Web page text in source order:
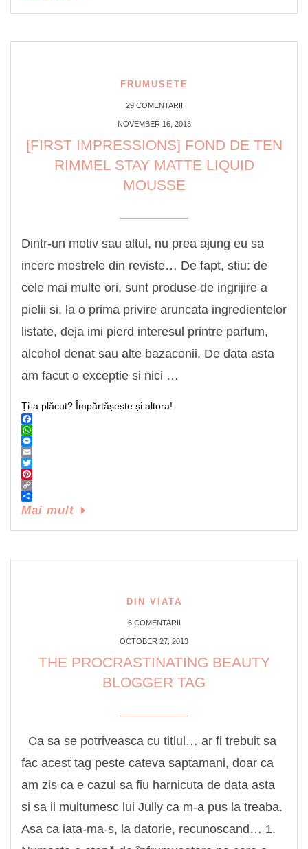
FRUMUSETE
29 COMENTARII
NOVEMBER 16, 2013
[FIRST IMPRESSIONS] FOND DE TEN
RIMMEL STAY MATTE LIQUID
MOUSSE
Dintr-un motiv sau altul, nu prea ajung eu sa
incerc mostrele din reviste… De fapt, stiu: de
cele mai multe ori, sunt produse de ingrijire a
pielii si, la o prima privire aruncata ingredientelor
listate, deja imi pierd interesul printre parfum,
alcohol denat sau alte bazaconii. De data asta
am facut o exceptie si nici …
Ți-a plăcut? Împărtășește și altora!
Facebook
WhatsApp
Messenger
Email
Twitter
Pinterest
Copy
Link
Share
Mai mult
DIN VIATA
6 COMENTARII
OCTOBER 27, 2013
THE PROCRASTINATING BEAUTY
BLOGGER TAG
Ca sa se potriveasca cu titlul… ar fi trebuit sa
fac acest tag peste cateva saptamani, doar ca
am zis ca e cazul sa fiu harnicuta de data asta
si sa ii multumesc lui Jully ca m-a pus la treaba.
Asa ca iata-ma-s, la datorie, recunoscand… 1.